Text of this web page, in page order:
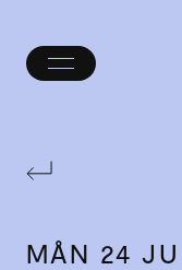
Öppna/stäng
MÅN 24